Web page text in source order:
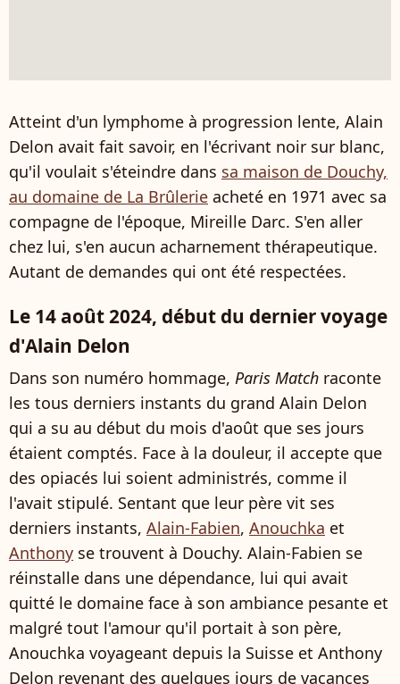
Atteint d'un lymphome à progression lente, Alain
Delon avait fait savoir, en l'écrivant noir sur blanc,
qu'il voulait s'éteindre dans sa maison de Douchy,
au domaine de La Brûlerie acheté en 1971 avec sa
compagne de l'époque, Mireille Darc. S'en aller
chez lui, s'en aucun acharnement thérapeutique.
Autant de demandes qui ont été respectées.
Le 14 août 2024, début du dernier voyage
d'Alain Delon
Dans son numéro hommage, Paris Match raconte
les tous derniers instants du grand Alain Delon
qui a su au début du mois d'août que ses jours
étaient comptés. Face à la douleur, il accepte que
des opiacés lui soient administrés, comme il
l'avait stipulé. Sentant que leur père vit ses
derniers instants, Alain-Fabien, Anouchka et
Anthony se trouvent à Douchy. Alain-Fabien se
réinstalle dans une dépendance, lui qui avait
quitté le domaine face à son ambiance pesante et
malgré tout l'amour qu'il portait à son père,
Anouchka voyageant depuis la Suisse et Anthony
Delon revenant des quelques jours de vacances